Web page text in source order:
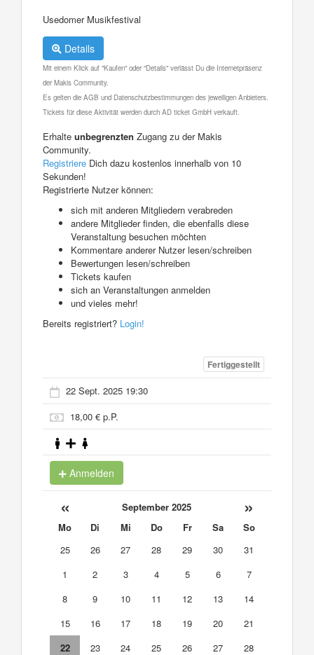
Usedomer Musikfestival
Details
Mit einem Klick auf "Kaufen" oder "Details" verlässt Du die Internetpräsenz
der Makis Community.
Es gelten die AGB und Datenschutzbestimmungen des jeweiligen Anbieters.
Tickets für diese Aktivität werden durch AD ticket GmbH verkauft.
Erhalte unbegrenzten Zugang zu der Makis
Community.
Registriere Dich dazu kostenlos innerhalb von 10
Sekunden!
Registrierte Nutzer können:
sich mit anderen Mitgliedern verabreden
andere Mitglieder finden, die ebenfalls diese
Veranstaltung besuchen möchten
Kommentare anderer Nutzer lesen/schreiben
Bewertungen lesen/schreiben
Tickets kaufen
sich an Veranstaltungen anmelden
und vieles mehr!
Bereits registriert? Login!
Fertiggestellt
22 Sept. 2025 19:30
18,00 € p.P.
Anmelden
« September 2025 »
Mo Di Mi Do Fr Sa
So
25
26 27 28 29 30
31
1
2 3 4 5 6
7
8
9 10 11 12 13
14
15
16 17 18 19 20
21
22
23 24 25 26 27
28